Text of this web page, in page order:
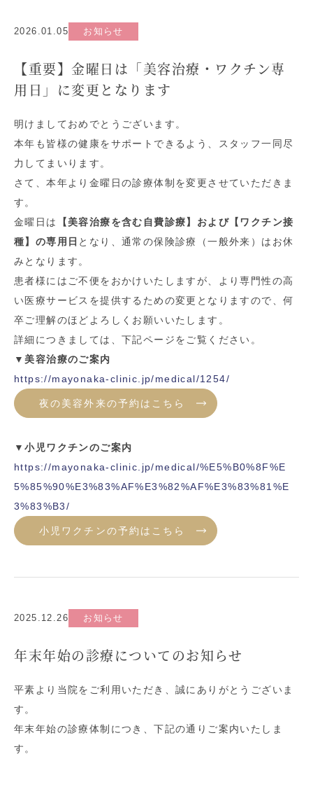
2026.01.05 お知らせ
【重要】金曜日は「美容治療・ワクチン専
用日」に変更となります
明けましておめでとうございます。
本年も皆様の健康をサポートできるよう、スタッフ一同尽
力してまいります。
さて、本年より金曜日の診療体制を変更させていただきま
す。
金曜日は
【美容治療を含む自費診療】および【ワクチン接
種】の専用日 となり、通常の保険診療（一般外来）はお休
みとなります。
患者様にはご不便をおかけいたしますが、より専門性の高
い医療サービスを提供するための変更となりますので、何
卒ご理解のほどよろしくお願いいたします。
詳細につきましては、下記ページをご覧ください。
▼美容治療のご案内
https://mayonaka-clinic.jp/medical/1254/
夜の美容外来の予約はこちら
▼小児ワクチンのご案内
https://mayonaka-clinic.jp/medical/%E5%B0%8F%E
5%85%90%E3%83%AF%E3%82%AF%E3%83%81%E
3%83%B3/
小児ワクチンの予約はこちら
2025.12.26 お知らせ
年末年始の診療についてのお知らせ
平素より当院をご利用いただき、誠にありがとうございま
す。
年末年始の診療体制につき、下記の通りご案内いたしま
す。